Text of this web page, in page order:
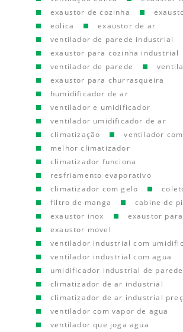
exaustor de cozinha
eolica
exaustor de ar
ventilador de parede industrial
exaustor para cozinha industrial
ventilador de parede
exaustor para churrasqueira
humidificador de ar
ventilador e umidificador
ventilador umidificador de ar
climatização
ventilador
melhor climatizador
climatizador funciona
resfriamento evaporativo
climatizador com gelo
filtro de manga
cabine de
exaustor inox
exaustor
exaustor movel
ventilador industrial com
ventilador industrial com agua
umidificador industrial de parede
climatizador de ar industrial
climatizador de ar industrial
ventilador com vapor de agua
ventilador que joga agua